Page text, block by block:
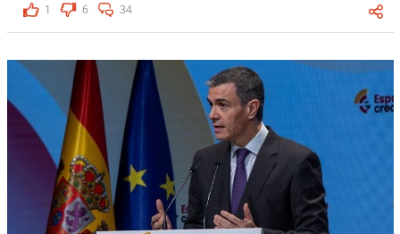
1
6 34